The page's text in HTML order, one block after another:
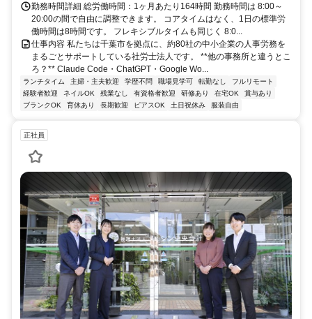
勤務時間詳細 総労働時間：1ヶ月あたり164時間 勤務時間は 8:00～
20:00の間で自由に調整できます。 コアタイムはなく、1日の標準労
働時間は8時間です。 フレキシブルタイムも同じく 8:0...
仕事内容 私たちは千葉市を拠点に、約80社の中小企業の人事労務を
まるごとサポートしている社労士法人です。 **他の事務所と違うとこ
ろ？** Claude Code・ChatGPT・Google Wo...
ランチタイム 主婦・主夫歓迎 学歴不問 職場見学可 転勤なし
フルリモート
経験者歓迎
ネイルOK 残業なし 有資格者歓迎 研修あり 在宅OK
賞与あり
ブランクOK
育休あり 長期歓迎 ピアスOK 土日祝休み 服装自由
正社員